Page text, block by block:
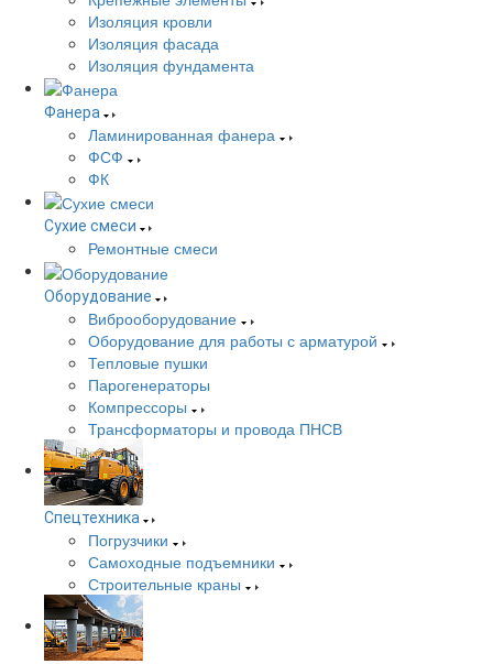
Изоляция кровли
Изоляция фасада
Изоляция фундамента
Фанера
Ламинированная фанера
ФСФ
ФК
Сухие смеси
Ремонтные смеси
Оборудование
Виброоборудование
Оборудование для работы с арматурой
Тепловые пушки
Парогенераторы
Компрессоры
Трансформаторы и провода ПНСВ
Спецтехника
Погрузчики
Самоходные подъемники
Строительные краны